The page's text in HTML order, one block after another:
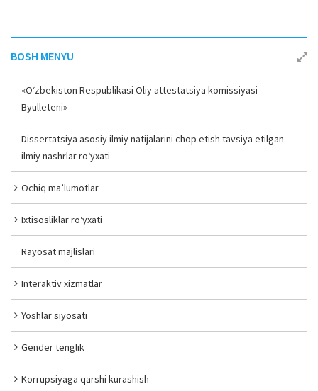
BOSH MENYU
«O‘zbekiston Respublikasi Oliy attestatsiya komissiyasi
Byulleteni»
Dissertatsiya asosiy ilmiy natijalarini chop etish tavsiya etilgan
ilmiy nashrlar ro‘yxati
Ochiq ma’lumotlar
Ixtisosliklar ro‘yxati
Rayosat majlislari
Interaktiv xizmatlar
Yoshlar siyosati
Gender tenglik
Korrupsiyaga qarshi kurashish